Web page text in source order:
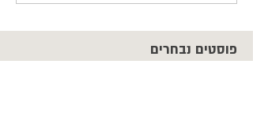
פוסטים נבחרים